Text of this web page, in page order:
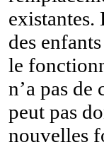
existantes.
des
le
n’a pas de
peut pas
nouvelles